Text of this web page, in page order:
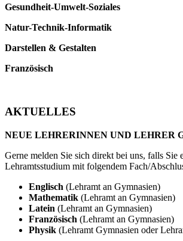
Gesundheit-Umwelt-Soziales
Natur-Technik-Informatik
Darstellen & Gestalten
Französisch
AKTUELLES
NEUE LEHRERINNEN UND LEHRER
Gerne melden Sie sich direkt bei uns, falls Sie
Lehramtsstudium mit folgendem Fach/
Englisch (Lehramt an Gymnasien)
Mathematik (Lehramt an Gymnasien)
Latein (Lehramt an Gymnasien)
Französisch (Lehramt an Gymnasien)
Physik (Lehramt Gymnasien oder